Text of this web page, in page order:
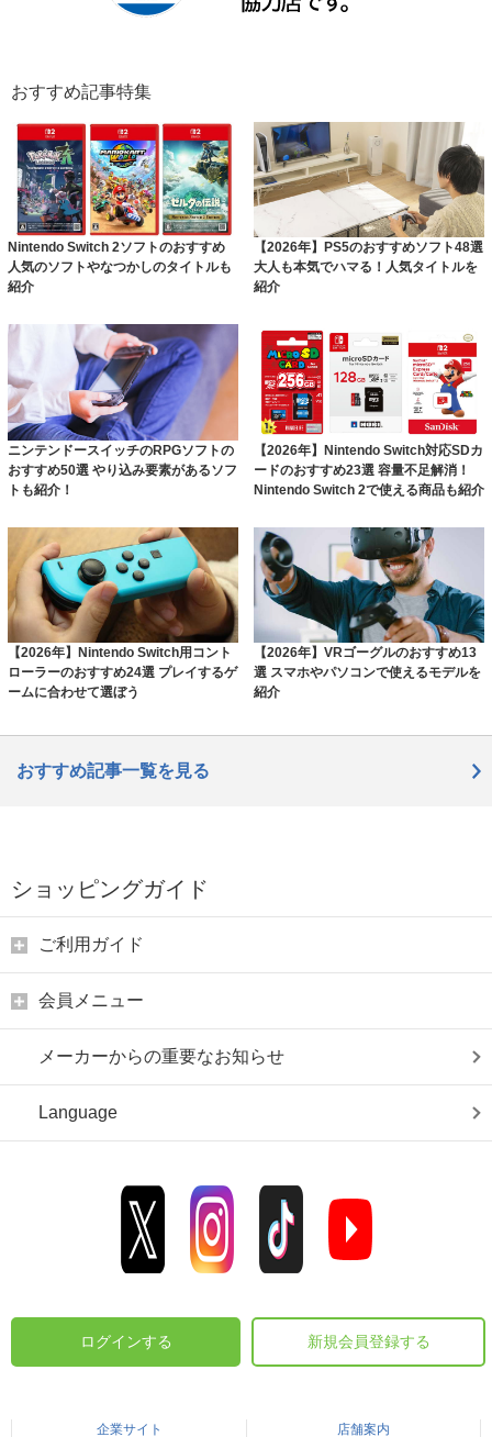
おすすめ記事特集
Nintendo Switch 2ソフトのおすすめ
人気のソフトやなつかしのタイトルも
紹介
【2026年】PS5のおすすめソフト48選
大人も本気でハマる！人気タイトルを
紹介
ニンテンドースイッチのRPGソフトの
おすすめ50選 やり込み要素があるソフ
トも紹介！
【2026年】Nintendo Switch対応SDカ
ードのおすすめ23選 容量不足解消！
Nintendo Switch 2で使える商品も紹介
【2026年】Nintendo Switch用コント
ローラーのおすすめ24選 プレイするゲ
ームに合わせて選ぼう
【2026年】VRゴーグルのおすすめ13
選 スマホやパソコンで使えるモデルを
紹介
おすすめ記事一覧を見る
ショッピングガイド
ご利用ガイド
会員メニュー
メーカーからの重要なお知らせ
Language
ログインする 新規会員登録する
企業サイト 店舗案内